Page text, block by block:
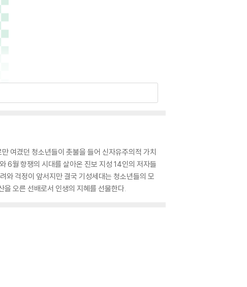
여겼던 청소년들이 촛불을 들어 신자유주의적 가치
6월 항쟁의 시대를 살아온 진보 지성 14인의 저자들
와 걱정이 앞서지만 결국 기성세대는 청소년들의 모
오른 선배로서 인생의 지혜를 선물한다.